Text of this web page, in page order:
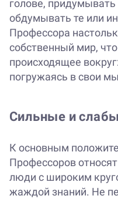
голове, придумывать
обдумывать те или
Профессора
собственный мир,
происходящее
погружаясь в свои
Сильные и
К основным
Профессоров
люди с широким
жаждой знаний. Не